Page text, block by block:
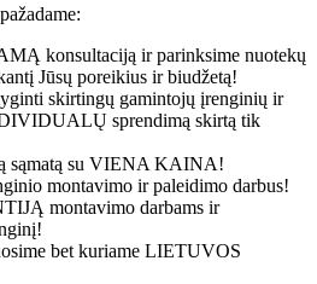
konsultaciją ir parinksime nuotekų
Jūsų poreikius ir biudžetą!
skirtingų gamintojų įrenginių ir
sprendimą skirtą tik
sąmatą su VIENA KAINA!
montavimo ir paleidimo darbus!
montavimo darbams ir
bet kuriame LIETUVOS